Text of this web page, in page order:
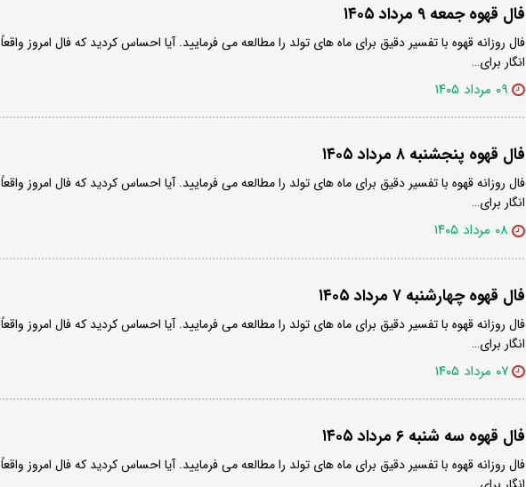
فال قهوه جمعه ۹ مرداد ۱۴۰۵
فال روزانه قهوه با تفسیر دقیق برای ماه های تولد را مطالعه می فرمایید. آیا احساس کردید که فال امروز واقعاً
انگار برای…
۰۹ مرداد ۱۴۰۵
فال قهوه پنجشنبه ۸ مرداد ۱۴۰۵
فال روزانه قهوه با تفسیر دقیق برای ماه های تولد را مطالعه می فرمایید. آیا احساس کردید که فال امروز واقعاً
انگار برای…
۰۸ مرداد ۱۴۰۵
فال قهوه چهارشنبه ۷ مرداد ۱۴۰۵
فال روزانه قهوه با تفسیر دقیق برای ماه های تولد را مطالعه می فرمایید. آیا احساس کردید که فال امروز واقعاً
انگار برای…
۰۷ مرداد ۱۴۰۵
فال قهوه سه شنبه ۶ مرداد ۱۴۰۵
فال روزانه قهوه با تفسیر دقیق برای ماه های تولد را مطالعه می فرمایید. آیا احساس کردید که فال امروز واقعاً